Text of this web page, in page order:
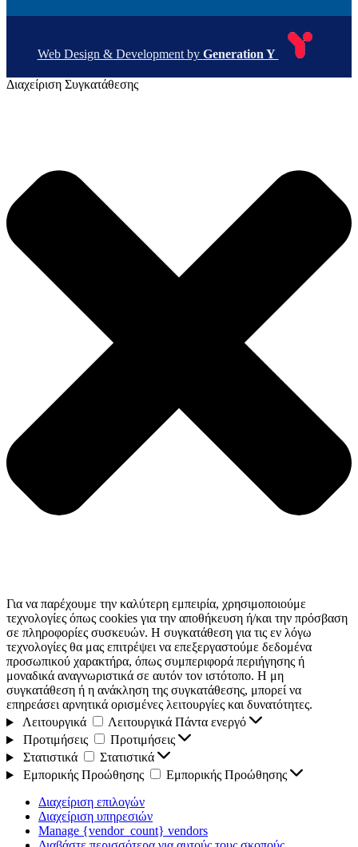
Web Design & Development by Generation Y
Διαχείριση Συγκατάθεσης
Για να παρέχουμε την καλύτερη εμπειρία, χρησιμοποιούμε
τεχνολογίες όπως cookies για την αποθήκευση ή/και την πρόσβαση
σε πληροφορίες συσκευών. Η συγκατάθεση για τις εν λόγω
τεχνολογίες θα μας επιτρέψει να επεξεργαστούμε δεδομένα
προσωπικού χαρακτήρα, όπως συμπεριφορά περιήγησης ή
μοναδικά αναγνωριστικά σε αυτόν τον ιστότοπο. Η μη
συγκατάθεση ή η ανάκληση της συγκατάθεσης, μπορεί να
επηρεάσει αρνητικά ορισμένες λειτουργίες και δυνατότητες.
Λειτουργικά
Λειτουργικά Πάντα ενεργό
Προτιμήσεις
Προτιμήσεις
Στατιστικά
Στατιστικά
Εμπορικής Προώθησης
Εμπορικής Προώθησης
Διαχείριση επιλογών
Διαχείριση υπηρεσιών
Manage {vendor_count} vendors